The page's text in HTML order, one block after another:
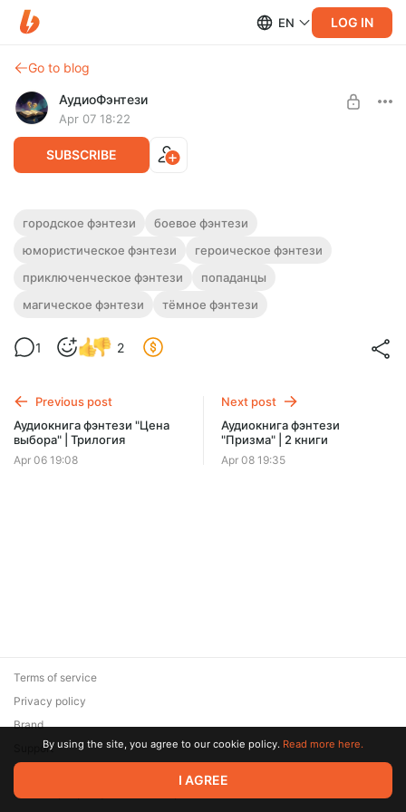
EN LOG IN
Go to blog
АудиоФэнтези
Apr 07 18:22
SUBSCRIBE
Аудиокнига фэнтези "Лекарь поневоле"
Полная версия.
Слушайте эту и другие фэнтези-аудиокниги полностью, без
рекламы и любых ограничений!
Level required:
SUBSCRIBE
городское фэнтези
боевое фэнтези
юмористическое фэнтези
героическое фэнтези
приключенческое фэнтези
попаданцы
магическое фэнтези
тёмное фэнтези
1 2
Previous post
Аудиокнига фэнтези "Цена
выбора" | Трилогия
Apr 06 19:08
Next post
Аудиокнига фэнтези
"Призма" | 2 книги
Apr 08 19:35
© 2026 Zaya Solutions Limited. All rights reserved. All trademarks
are the property of their respective owners.
Terms of service
Privacy policy
Brand
SupportBy using the site, you agree to our cookie policy. Read more here.
I AGREE